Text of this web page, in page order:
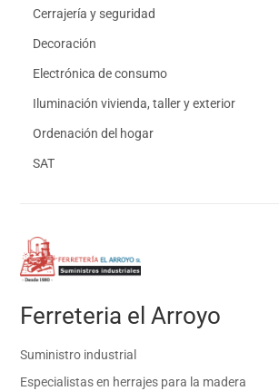
Cerrajería y seguridad
Decoración
Electrónica de consumo
Iluminación vivienda, taller y exterior
Ordenación del hogar
SAT
Ferreteria el Arroyo
Suministro industrial
Especialistas en herrajes para la madera